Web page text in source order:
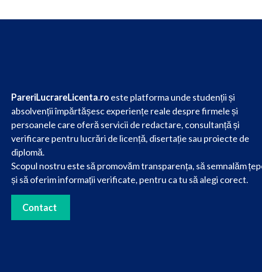
PareriLucrareLicenta.ro este platforma unde studenții și
absolvenții împărtășesc experiențe reale despre firmele și
persoanele care oferă servicii de redactare, consultanță și
verificare pentru lucrări de licență, disertație sau proiecte de
diplomă.
Scopul nostru este să promovăm transparența, să semnalăm
și să oferim informații verificate, pentru ca tu să alegi corect.
Contact